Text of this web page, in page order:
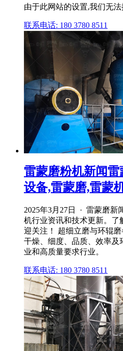
由于此网站的设置,我们无法
联系电话: 180 3780 8511
雷蒙磨粉机新闻
设备,雷蒙磨,雷蒙
2025年3月27日 · 雷蒙磨新
机行业资讯和技术更新。了
迎关注！ 超细立磨与环辊磨
干燥、细度、品质、效率及
业和高质量要求行业。
联系电话: 180 3780 8511